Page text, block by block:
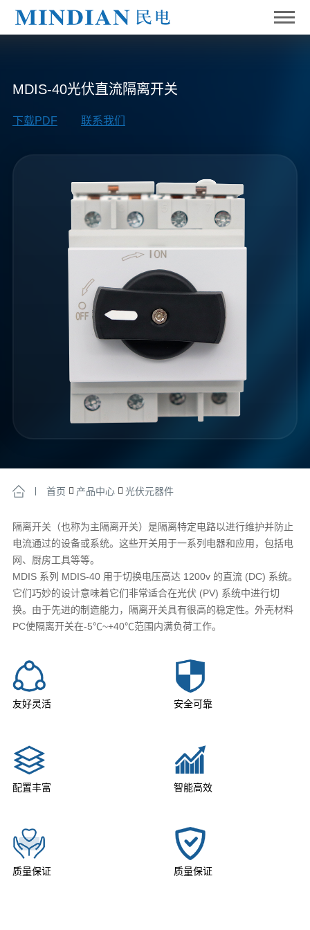
MDIS-40光伏直流隔离开关
下载PDF 联系我们
首页 产品中心 光伏元器件
隔离开关（也称为主隔离开关）是隔离特定电路以进行维护并防止
电流通过的设备或系统。这些开关用于一系列电器和应用，包括电
网、厨房工具等等。
MDIS 系列 MDIS-40 用于切换电压高达 1200v 的直流 (DC) 系统。
它们巧妙的设计意味着它们非常适合在光伏 (PV) 系统中进行切
换。由于先进的制造能力，隔离开关具有很高的稳定性。外壳材料
PC使隔离开关在-5℃~+40℃范围内满负荷工作。
友好灵活 安全可靠
配置丰富 智能高效
质量保证 质量保证